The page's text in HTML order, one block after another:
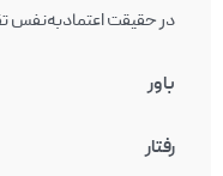
در حقیقت اعتمادبه‌نفس
باور
رفتار